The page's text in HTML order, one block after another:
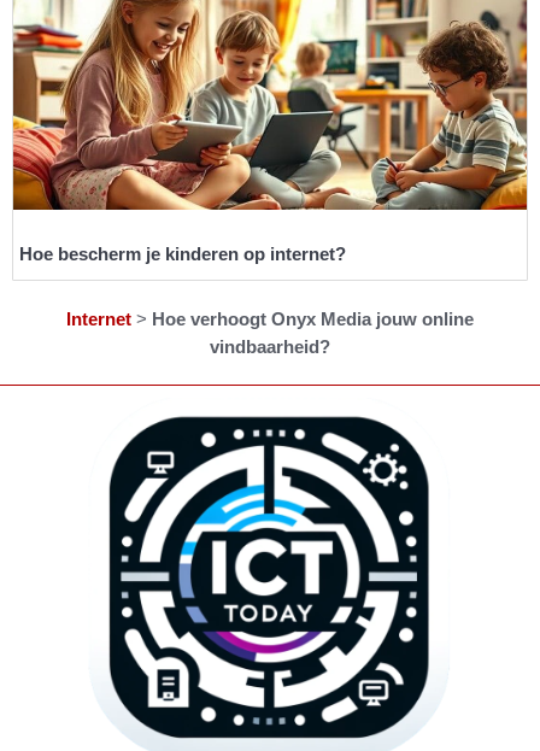
Hoe bescherm je kinderen op internet?
Internet > Hoe verhoogt Onyx Media jouw online
vindbaarheid?